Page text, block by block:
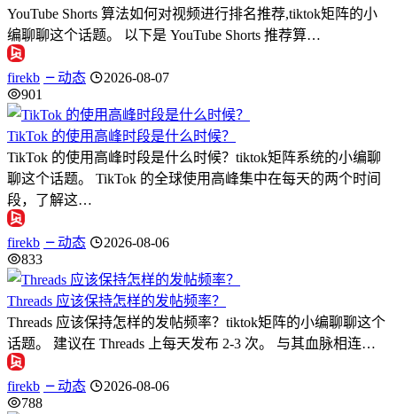
YouTube Shorts 算法如何对视频进行排名推荐,tiktok矩阵的小
编聊聊这个话题。 以下是 YouTube Shorts 推荐算…
firekb 动态
2026-08-07
901
TikTok 的使用高峰时段是什么时候？
TikTok 的使用高峰时段是什么时候？tiktok矩阵系统的小编聊
聊这个话题。 TikTok 的全球使用高峰集中在每天的两个时间
段，了解这…
firekb 动态
2026-08-06
833
Threads 应该保持怎样的发帖频率？
Threads 应该保持怎样的发帖频率？tiktok矩阵的小编聊聊这个
话题。 建议在 Threads 上每天发布 2-3 次。 与其血脉相连…
firekb 动态
2026-08-06
788